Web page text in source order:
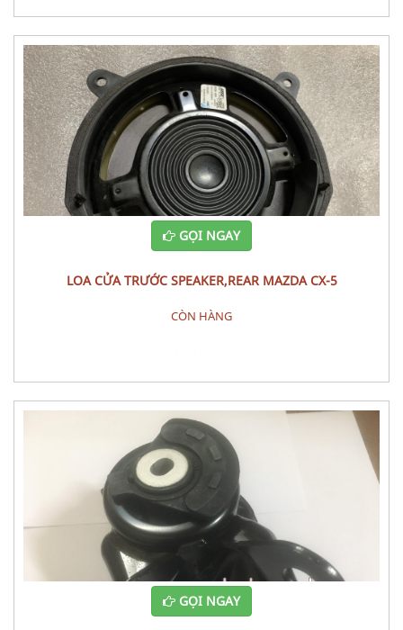
GỌI NGAY
LOA CỬA TRƯỚC SPEAKER,REAR MAZDA CX-5
CÒN HÀNG
GỌI NGAY